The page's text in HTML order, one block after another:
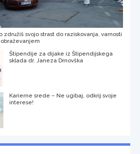
združiš svojo strast do raziskovanja, varnosti
Štipendije za dijake iz Štipendijskega
sklada dr. Janeza Drnovška
Karierne srede – Ne ugibaj, odkrij svoje
interese!